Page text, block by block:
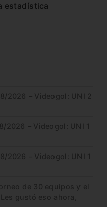
estadística
2026 – Videogol: UNI 2
2026 – Videogol: UNI 1
2026 – Videogol: UNI 1
de 30 equipos y el
gustó eso ahora,